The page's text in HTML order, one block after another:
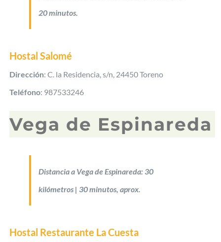
20 minutos.
Hostal Salomé
Dirección: C. la Residencia, s/n, 24450 Toreno
Teléfono: 987533246
Vega de Espinareda
Distancia a Vega de Espinareda: 30
kilómetros | 30 minutos, aprox.
Hostal Restaurante La Cuesta